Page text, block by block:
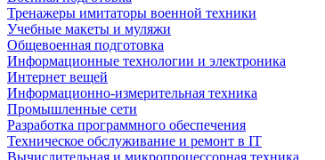
Тренажеры имитаторы военной техники
Учебные макеты и муляжи
Общевоенная подготовка
Информационные технологии и электроника
Интернет вещей
Информационно-измерительная техника
Промышленные сети
Разработка программного обеспечения
Техническое обслуживание и ремонт в IT
Вычислительная и микропроцессорная техника